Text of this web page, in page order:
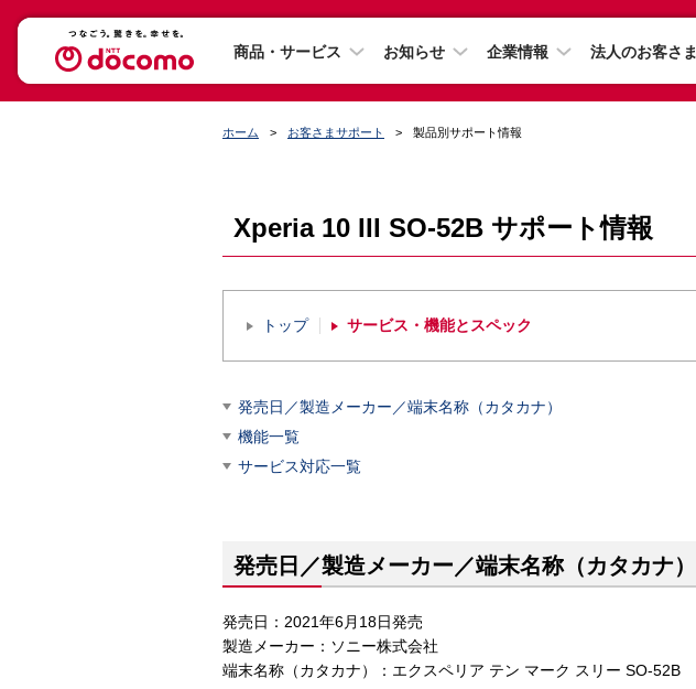
商品・サービス お知らせ 企業情報 法人のお客さま
ホーム お客さまサポート 製品別サポート情報
Xperia 10 III SO-52B サポート情報
トップ サービス・機能とスペック
発売日／製造メーカー／端末名称（カタカナ）
機能一覧
サービス対応一覧
発売日／製造メーカー／端末名称（カタカナ）
発売日：2021年6月18日発売
製造メーカー：ソニー株式会社
端末名称（カタカナ）：エクスペリア テン マーク スリー SO-52B